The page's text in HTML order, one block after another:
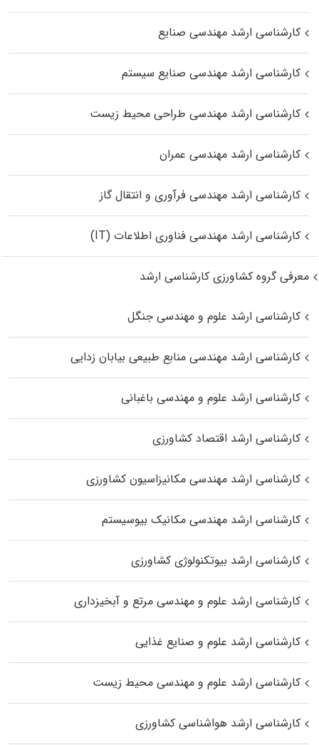
کارشناسی ارشد مهندسی صنایع
کارشناسی ارشد مهندسی صنایع سیستم
کارشناسی ارشد مهندسی طراحی محیط زیست
کارشناسی ارشد مهندسی عمران
کارشناسی ارشد مهندسی فرآوری و انتقال گاز
کارشناسی ارشد مهندسی فناوری اطلاعات (IT)
معرفی گروه کشاورزی کارشناسی ارشد
کارشناسی ارشد علوم و مهندسی جنگل
کارشناسی ارشد مهندسی منابع طبیعی بیابان زدایی
کارشناسی ارشد علوم و مهندسی باغبانی
کارشناسی ارشد اقتصاد کشاورزی
کارشناسی ارشد مهندسی مکانیزاسیون کشاورزی
کارشناسی ارشد مهندسی مکانیک بیوسیستم
کارشناسی ارشد بیوتکنولوژی کشاورزی
کارشناسی ارشد علوم و مهندسی مرتع و آبخیزداری
کارشناسی ارشد علوم و صنایع غذایی
کارشناسی ارشد علوم و مهندسی محیط زیست
کارشناسی ارشد هواشناسی کشاورزی